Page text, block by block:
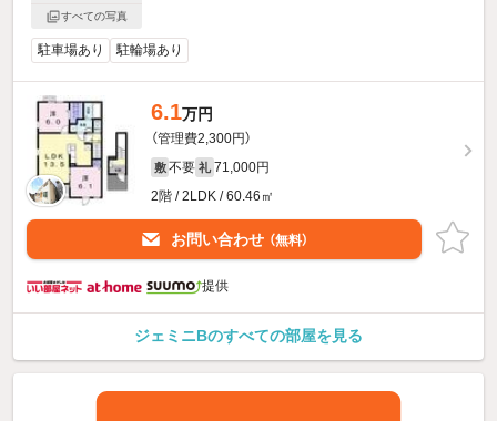
すべての写真
駐車場あり 駐輪場あり
6.1万円
（管理費2,300円）
敷 不要 礼 71,000円
2階 / 2LDK / 60.46㎡
お問い合わせ （無料）
提供
ジェミニBのすべての部屋を見る